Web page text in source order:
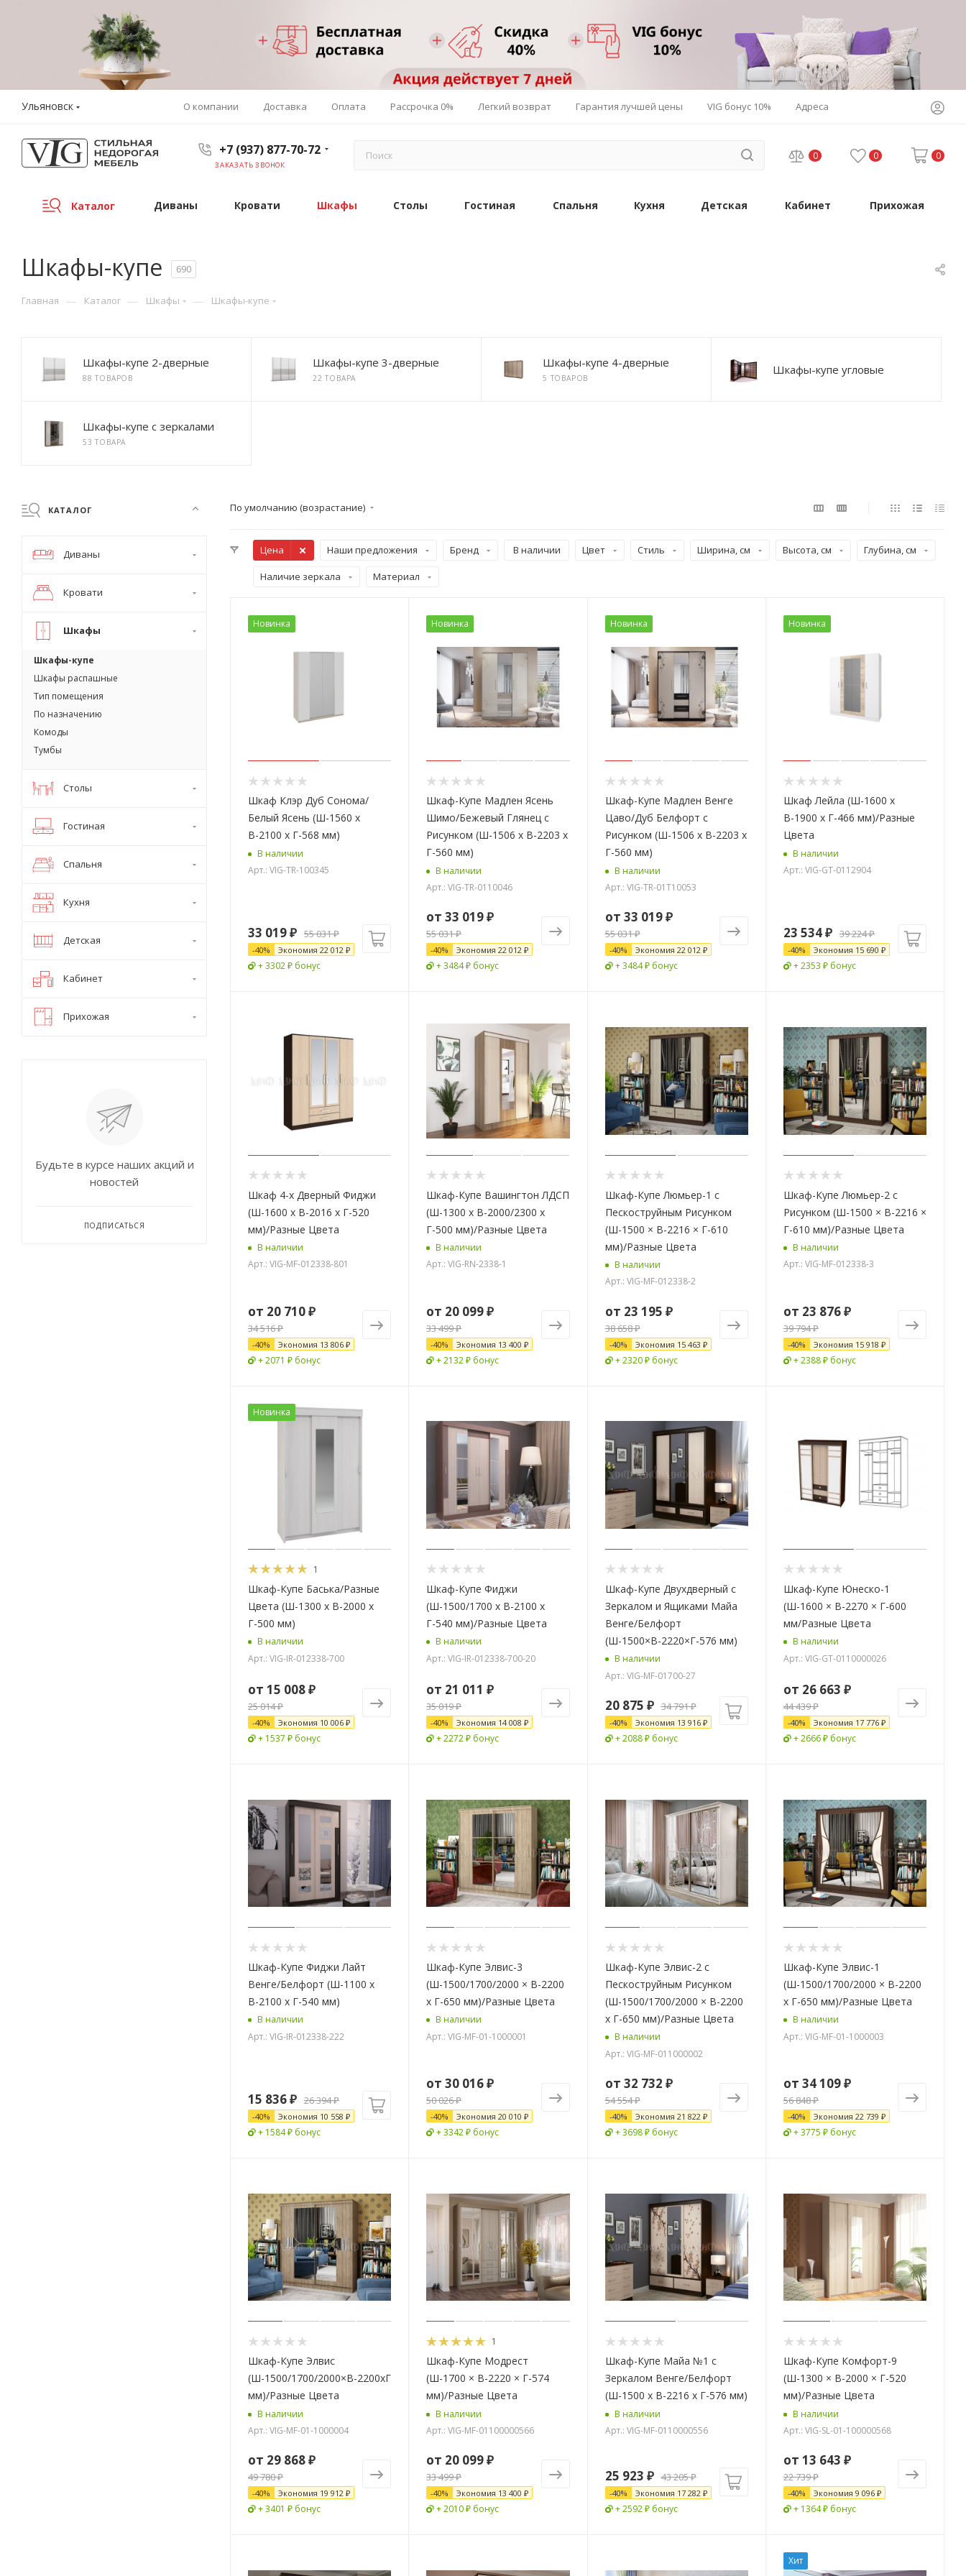
Ульяновск О компании Доставка Оплата Рассрочка 0% Легкий возврат Гарантия лучшей цены VIG бонус 10% Адреса
+7 (937) 877-70-72
ЗАКАЗАТЬ ЗВОНОК
0 0 0
Каталог Диваны Кровати Шкафы Столы Гостиная Спальня Кухня Детская Кабинет Прихожая
Шкафы-купе 690
Главная — Каталог — Шкафы — Шкафы-купе
Шкафы-купе 2-дверные
88 ТОВАРОВ
Шкафы-купе 3-дверные
22 ТОВАРА
Шкафы-купе 4-дверные
5 ТОВАРОВ
Шкафы-купе угловые
Шкафы-купе с зеркалами
53 ТОВАРА
По умолчанию (возрастание)
Цена Наши предложения Бренд В наличии Цвет Стиль Ширина, см Высота, см Глубина, см
Наличие зеркала Материал
Новинка
Шкаф Клэр Дуб Сонома/
Белый Ясень (Ш-1560 х
В-2100 х Г-568 мм)
В наличии
Арт.: VIG-TR-100345
33 019₽ 55 031₽
-40% Экономия 22 012 ₽
+ 3302 ₽ бонус
Новинка
Шкаф-Купе Мадлен Ясень
Шимо/Бежевый Глянец с
Рисунком (Ш-1506 х В-2203 х
Г-560 мм)
В наличии
Арт.: VIG-TR-0110046
от33 019 ₽
55 031 ₽
-40% Экономия22 012 ₽
+ 3484 ₽ бонус
Новинка
Шкаф-Купе Мадлен Венге
Цаво/Дуб Белфорт с
Рисунком (Ш-1506 х В-2203 х
Г-560 мм)
В наличии
Арт.: VIG-TR-01T10053
от 33 019 ₽
55 031 ₽
-40% Экономия 22 012 ₽
+ 3484 ₽ бонус
Новинка
Шкаф Лейла (Ш-1600 х
В-1900 х Г-466 мм)/Разные
Цвета
В наличии
Арт.: VIG-GT-0112904
23 534₽ 39 224₽
-40% Экономия 15 690 ₽
+ 2353 ₽ бонус
Шкаф 4-х Дверный Фиджи
(Ш-1600 х В-2016 х Г-520
мм)/Разные Цвета
В наличии
Арт.: VIG-MF-012338-801
от 20 710 ₽
34 516 ₽
-40% Экономия 13 806 ₽
+ 2071 ₽ бонус
Шкаф-Купе Вашингтон ЛДСП
(Ш-1300 х В-2000/2300 х
Г-500 мм)/Разные Цвета
В наличии
Арт.: VIG-RN-2338-1
от 20 099 ₽
33 499 ₽
-40% Экономия 13 400 ₽
+ 2132 ₽ бонус
Шкаф-Купе Люмьер-1 с
Пескоструйным Рисунком
(Ш-1500 × В-2216 × Г-610
мм)/Разные Цвета
В наличии
Арт.: VIG-MF-012338-2
от 23 195 ₽
38 658 ₽
-40% Экономия 15 463 ₽
+ 2320 ₽ бонус
Шкаф-Купе Люмьер-2 с
Рисунком (Ш-1500 × В-2216 ×
Г-610 мм)/Разные Цвета
В наличии
Арт.: VIG-MF-012338-3
от 23 876 ₽
39 794 ₽
-40% Экономия 15 918 ₽
+ 2388 ₽ бонус
Новинка
1
Шкаф-Купе Баська/Разные
Цвета (Ш-1300 х В-2000 х
Г-500 мм)
В наличии
Арт.: VIG-IR-012338-700
от 15 008 ₽
25 014 ₽
-40% Экономия 10 006 ₽
+ 1537 ₽ бонус
Шкаф-Купе Фиджи
(Ш-1500/1700 х В-2100 х
Г-540 мм)/Разные Цвета
В наличии
Арт.: VIG-IR-012338-700-20
от 21 011 ₽
35 019 ₽
-40% Экономия 14 008 ₽
+ 2272 ₽ бонус
Шкаф-Купе Двухдверный с
Зеркалом и Ящиками Майа
Венге/Белфорт
(Ш-1500×В-2220×Г-576 мм)
В наличии
Арт.: VIG-MF-01700-27
20 875 ₽ 34 791₽
-40% Экономия 13 916₽
+ 2088 ₽ бонус
Шкаф-Купе Юнеско-1
(Ш-1600 × В-2270 × Г-600
мм/Разные Цвета
В наличии
Арт.: VIG-GT-0110000026
от 26 663 ₽
44 439 ₽
-40% Экономия 17 776 ₽
+ 2666 ₽ бонус
Шкаф-Купе Фиджи Лайт
Венге/Белфорт (Ш-1100 х
В-2100 х Г-540 мм)
В наличии
Арт.: VIG-IR-012338-222
15 836₽ 26 394₽
-40% Экономия 10 558 ₽
+ 1584 ₽ бонус
Шкаф-Купе Элвис-3
(Ш-1500/1700/2000 × В-2200
х Г-650 мм)/Разные Цвета
В наличии
Арт.: VIG-MF-01-1000001
от30 016 ₽
50 026 ₽
-40% Экономия20 010 ₽
+ 3342 ₽ бонус
Шкаф-Купе Элвис-2 с
Пескоструйным Рисунком
(Ш-1500/1700/2000 × В-2200
х Г-650 мм)/Разные Цвета
В наличии
Арт.: VIG-MF-011000002
от 32 732 ₽
54 554 ₽
-40% Экономия 21 822 ₽
+ 3698 ₽ бонус
Шкаф-Купе Элвис-1
(Ш-1500/1700/2000 × В-2200
х Г-650 мм)/Разные Цвета
В наличии
Арт.: VIG-MF-01-1000003
от 34 109 ₽
56 848 ₽
-40% Экономия 22 739 ₽
+ 3775 ₽ бонус
Шкаф-Купе Элвис
(Ш-1500/1700/2000×В-2200хГ-650
мм)/Разные Цвета
В наличии
Арт.: VIG-MF-01-1000004
от 29 868 ₽
49 780 ₽
-40% Экономия 19 912 ₽
+ 3401 ₽ бонус
1
Шкаф-Купе Модрест
(Ш-1700 × В-2220 × Г-574
мм)/Разные Цвета
В наличии
Арт.: VIG-MF-01100000566
от 20 099 ₽
33 499 ₽
-40% Экономия 13 400 ₽
+ 2010 ₽ бонус
Шкаф-Купе Майа №1 с
Зеркалом Венге/Белфорт
(Ш-1500 х В-2216 х Г-576 мм)
В наличии
Арт.: VIG-MF-0110000556
25 923 ₽ 43 205₽
-40% Экономия 17 282₽
+ 2592 ₽ бонус
Шкаф-Купе Комфорт-9
(Ш-1300 × В-2000 × Г-520
мм)/Разные Цвета
В наличии
Арт.: VIG-SL-01-100000568
от 13 643 ₽
22 739 ₽
-40% Экономия 9 096 ₽
+ 1364 ₽ бонус
Хит
КАТАЛОГ
Диваны
Кровати
Шкафы
Шкафы-купе
Шкафы распашные
Тип помещения
По назначению
Комоды
Тумбы
Столы
Гостиная
Спальня
Кухня
Детская
Кабинет
Прихожая
Будьте в курсе наших акций и
новостей
ПОДПИСАТЬСЯ